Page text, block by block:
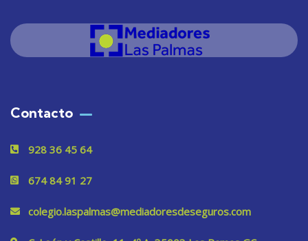
Contacto
928 36 45 64
674 84 91 27
colegio.laspalmas@mediadoresdeseguros.com